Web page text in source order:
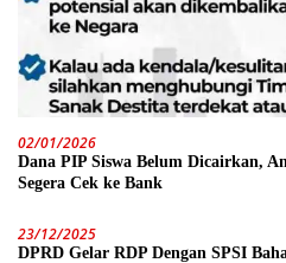
02/01/2026
Dana PIP Siswa Belum Dicairkan,
Segera Cek ke Bank
23/12/2025
DPRD Gelar RDP Dengan SPSI